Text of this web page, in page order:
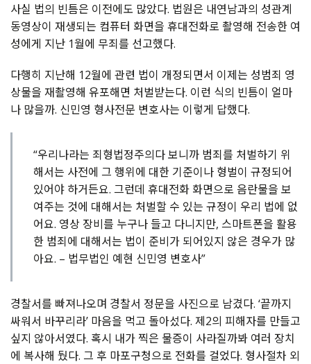
사실 법의 빈틈은 이전에도 많았다. 법원은 내연남과의 성관계
동영상이 재생되는 컴퓨터 화면을 휴대전화로 촬영해 전송한 여
성에게 지난 1월에 무죄를 선고했다.
다행히 지난해 12월에 관련 법이 개정되면서 이제는 성범죄 영
상물을 재촬영해 유포해면 처벌받는다. 이런 식의 빈틈이 얼마
나 많을까. 신민영 형사전문 변호사는 이렇게 답했다.
“우리나라는 죄형법정주의다 보니까 범죄를 처벌하기 위
해서는 사전에 그 행위에 대한 기준이나 형벌이 규정되어
있어야 하거든요. 그런데 휴대전화 화면으로 음란물을 보
여주는 것에 대해서는 처벌할 수 있는 규정이 우리 법에 없
어요. 영상 장비를 누구나 들고 다니지만, 스마트폰을 활용
한 범죄에 대해서는 법이 준비가 되어있지 않은 경우가 많
아요. – 법무법인 예현 신민영 변호사”
경찰서를 빠져나오며 경찰서 정문을 사진으로 남겼다. ‘끝까지
싸워서 바꾸리라’ 마음을 먹고 돌아섰다. 제2의 피해자를 만들고
싶지 않아서였다. 혹시 내가 찍은 물증이 사라질까봐 여러 장치
에 복사해 뒀다. 그 후 마포구청으로 전화를 걸었다. 형사절차 외